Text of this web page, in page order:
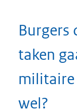
Burgers
taken
militaire
wel?